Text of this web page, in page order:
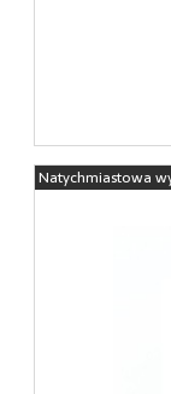
Natychmiastowa